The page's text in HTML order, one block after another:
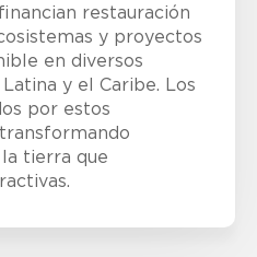
restauración
y proyectos
en diversos
y el Caribe. Los
por estos
tierra que